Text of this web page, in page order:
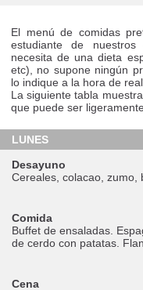
El menú de comidas
estudiante de
necesita de una dieta
etc), no supone ningún
lo indique a la hora de
La siguiente tabla
que puede ser
LUNES
Desayuno
Cereales, colacao, zumo,
Comida
Buffet de ensaladas.
de cerdo con patatas.
Cena